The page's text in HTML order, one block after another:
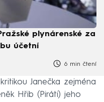
plynárenské za
účetní
6 min čtení
Janečka zejména
Hřib (Piráti) jeho